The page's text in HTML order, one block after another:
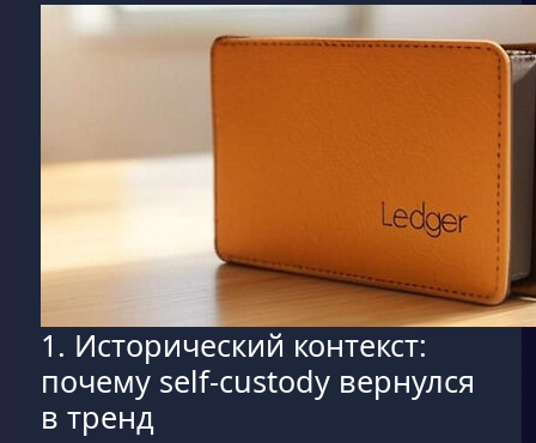
1. Исторический контекст:
почему self-custody вернулся
в тренд